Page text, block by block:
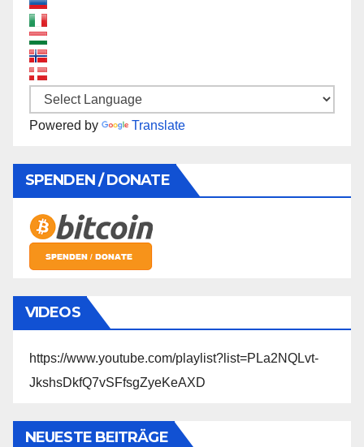
Powered by Translate
SPENDEN / DONATE
VIDEOS
https://www.youtube.com/playlist?list=PLa2NQLvt-
JkshsDkfQ7vSFfsgZyeKeAXD
NEUESTE BEITRÄGE